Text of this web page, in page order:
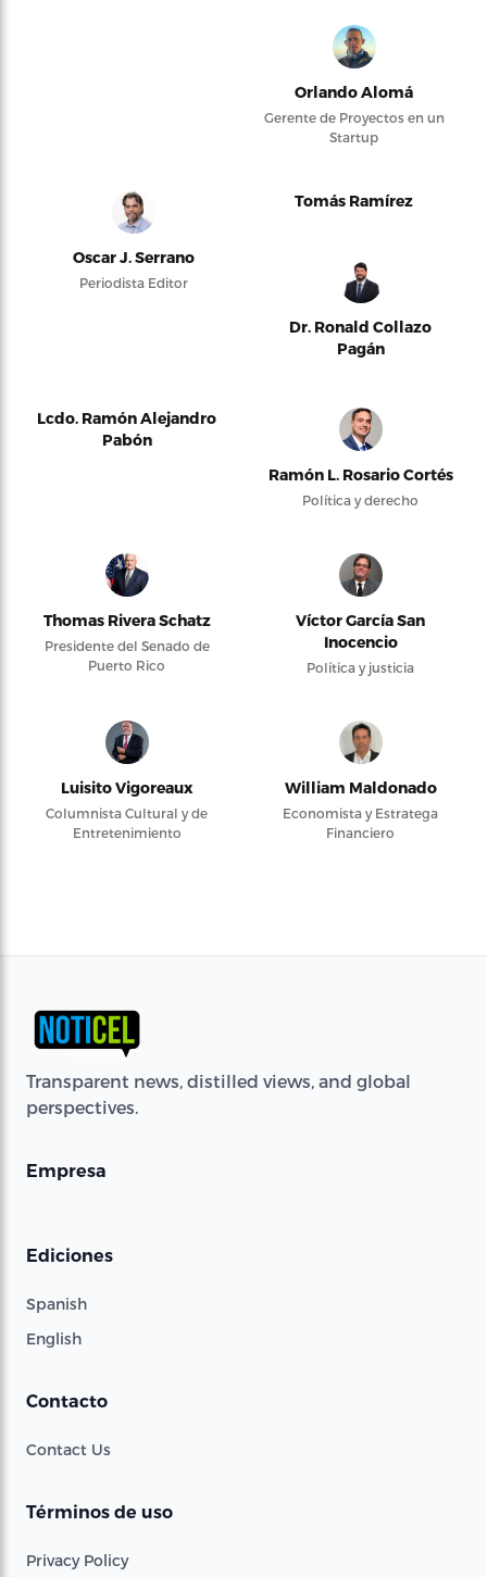
Orlando Alomá
Gerente de Proyectos en un
Startup
Oscar J. Serrano
Periodista Editor
Tomás Ramírez
Dr. Ronald Collazo
Pagán
Lcdo. Ramón Alejandro
Pabón
Ramón L. Rosario Cortés
Política y derecho
Thomas Rivera Schatz
Presidente del Senado de
Puerto Rico
Víctor García San
Inocencio
Política y justicia
Luisito Vigoreaux
Columnista Cultural y de
Entretenimiento
William Maldonado
Economista y Estratega
Financiero
Transparent news, distilled views, and global
perspectives.
Empresa
Ediciones
Spanish
English
Contacto
Contact Us
Términos de uso
Privacy Policy